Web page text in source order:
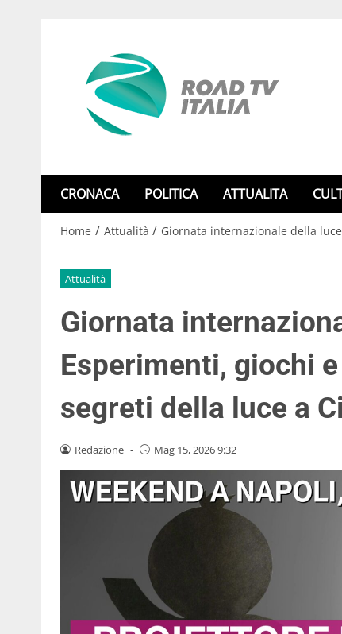
CRONACA POLITICA ATTUALITA
Home / Attualità / Giornata internazionale della
Attualità
Giornata
Esperimenti, giochi
segreti della luce a
Redazione - Mag 15, 2026 9:32